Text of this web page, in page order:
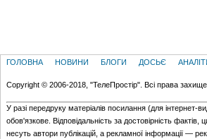
ГОЛОВНА НОВИНИ БЛОГИ ДОСЬЄ
Copyright © 2006-2018, "ТелеПростір". Всі права
У разі передруку матеріалів посилання (для iнтернет-
обов'язкове. Відповідальність за достовірність
несуть автори публікацій, а рекламної інформації —